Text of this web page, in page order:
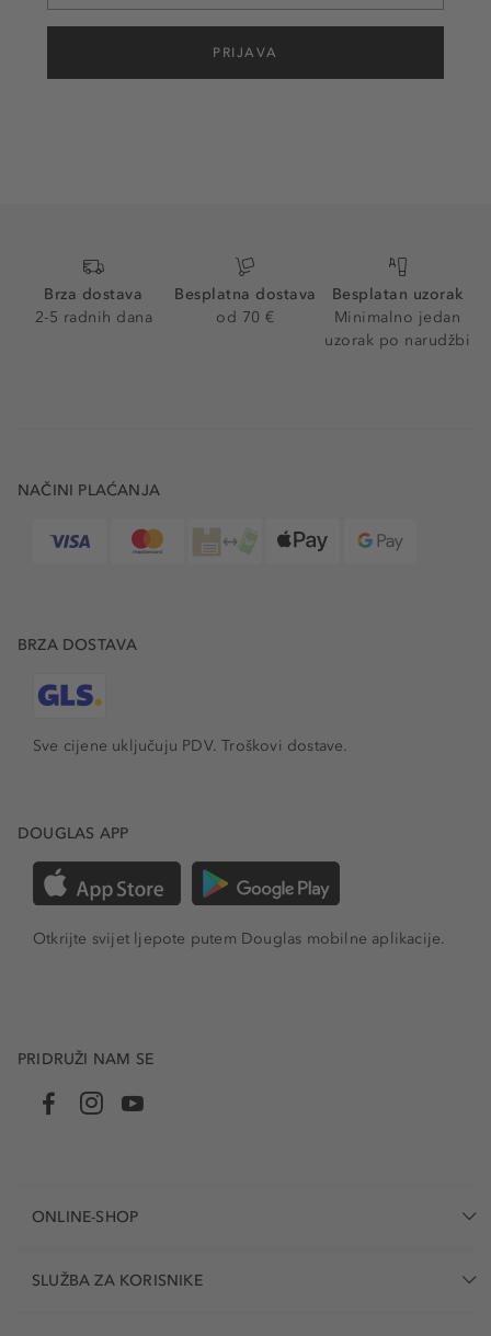
PRIJAVA
Brza dostava
2-5 radnih dana
Besplatna dostava
od 70 €
Besplatan uzorak
Minimalno jedan
uzorak po narudžbi
NAČINI PLAĆANJA
BRZA DOSTAVA
Sve cijene uključuju PDV.Troškovi dostave.
DOUGLAS APP
Otkrijte svijet ljepote putem Douglas mobilne aplikacije.
PRIDRUŽI NAM SE
ONLINE-SHOP
SLUŽBA ZA KORISNIKE